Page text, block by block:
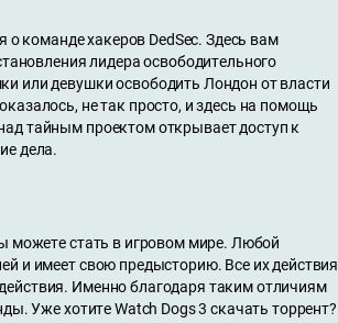
о команде хакеров DedSec. Здесь вам
лидера освободительного
или девушки освободить Лондон от власти
не так просто, и здесь на помощь
тайным проектом открывает доступ к
дела.
можете стать в игровом мире. Любой
и имеет свою предысторию. Все их действия
Именно благодаря таким отличиям
Уже хотите Watch Dogs 3 скачать торрент?